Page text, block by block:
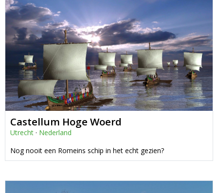
Castellum Hoge Woerd
Utrecht · Nederland
Nog nooit een Romeins schip in het echt gezien?